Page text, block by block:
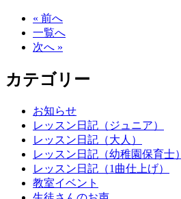
« 前へ
一覧へ
次へ »
カテゴリー
お知らせ
レッスン日記（ジュニア）
レッスン日記（大人）
レッスン日記（幼稚園保育士）
レッスン日記（1曲仕上げ）
教室イベント